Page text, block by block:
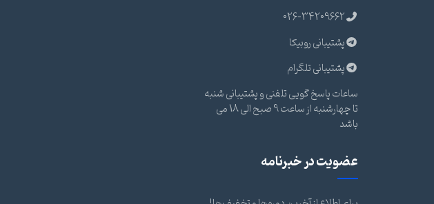
026-34209662
پشتیبانی روبیکا
پشتیبانی تلگرام
ساعات پاسخ گویی تلفنی و پشتیبانی شنبه
تا چهارشنبه از ساعت 9 صبح الی 18 می
باشد
عضویت در خبرنامه